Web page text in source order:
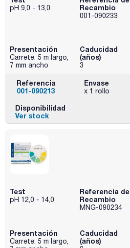
pH 9,0 - 13,0
Recambio
001-090233
Presentación
Carrete: 5 m largo,
7 mm ancho
Caducidad
(años)
3
Referencia
001-090213
Envase
x 1 rollo
Disponibilidad
Ver stock
Test
pH 12,0 - 14,0
Referencia de
Recambio
MNG-090234
Presentación
Carrete: 5 m largo,
Caducidad
(años)